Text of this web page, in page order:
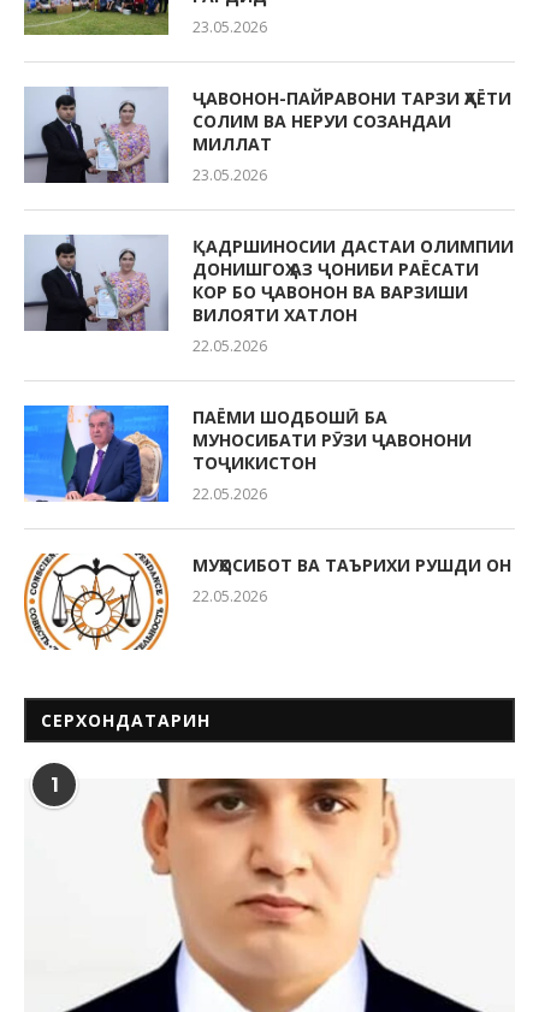
23.05.2026
ҶАВОНОН-ПАЙРАВОНИ ТАРЗИ ҲАЁТИ
СОЛИМ ВА НЕРУИ СОЗАНДАИ
МИЛЛАТ
23.05.2026
ҚАДРШИНОСИИ ДАСТАИ ОЛИМПИИ
ДОНИШГОҲ АЗ ҶОНИБИ РАЁСАТИ
КОР БО ҶАВОНОН ВА ВАРЗИШИ
ВИЛОЯТИ ХАТЛОН
22.05.2026
ПАЁМИ ШОДБОШӢ БА
МУНОСИБАТИ РӮЗИ ҶАВОНОНИ
ТОҶИКИСТОН
22.05.2026
МУҲОСИБОТ ВА ТАЪРИХИ РУШДИ ОН
22.05.2026
СЕРХОНДАТАРИН
1